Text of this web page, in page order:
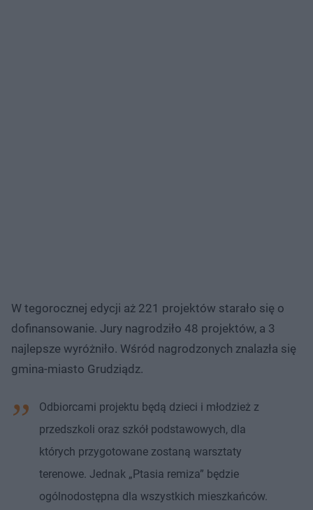
W tegorocznej edycji aż 221 projektów starało się o
dofinansowanie. Jury nagrodziło 48 projektów, a 3
najlepsze wyróżniło. Wśród nagrodzonych znalazła się
gmina-miasto Grudziądz.
Odbiorcami projektu będą dzieci i młodzież z
przedszkoli oraz szkół podstawowych, dla
których przygotowane zostaną warsztaty
terenowe. Jednak „Ptasia remiza” będzie
ogólnodostępna dla wszystkich mieszkańców.